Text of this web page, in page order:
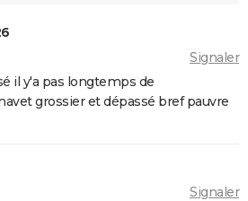
casting, Oscars, photos,
le film avec Richard Gere et
au Festival de Cannes ?
Signaler
il y'a pas longtemps de
grossier et dépassé bref pauvre
Signaler